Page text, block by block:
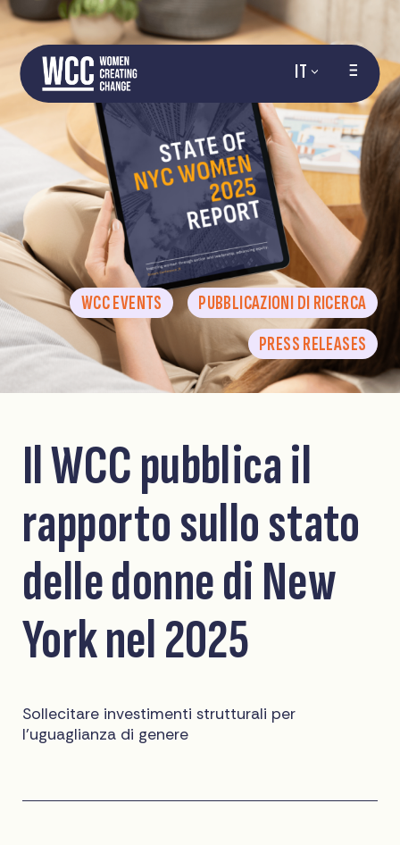
IT
WCC EVENTS
PUBBLICAZIONI DI RICERCA
PRESS RELEASES
Il WCC pubblica il
rapporto sullo stato
delle donne di New
York nel 2025
Sollecitare investimenti strutturali per
l'uguaglianza di genere